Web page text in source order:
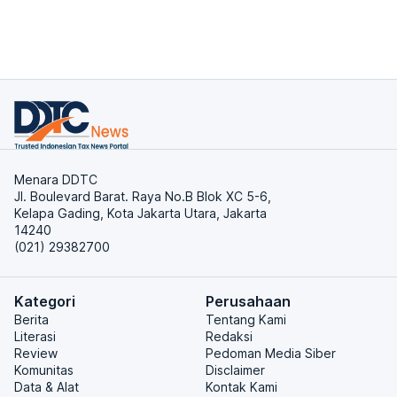
Menara DDTC
Jl. Boulevard Barat. Raya No.B Blok XC 5-6,
Kelapa Gading, Kota Jakarta Utara, Jakarta
14240
(021) 29382700
Kategori
Berita
Literasi
Review
Komunitas
Data & Alat
Perusahaan
Tentang Kami
Redaksi
Pedoman Media Siber
Disclaimer
Kontak Kami